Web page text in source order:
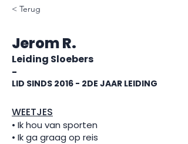
< Terug
Jerom R.
Leiding Sloebers
-
LID SINDS 2016 - 2DE JAAR LEIDING
WEETJES
• Ik hou van sporten
• Ik ga graag op reis